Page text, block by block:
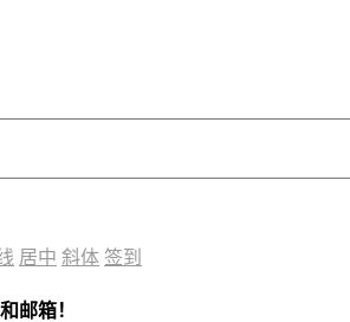
居中 斜体 签到
邮箱！